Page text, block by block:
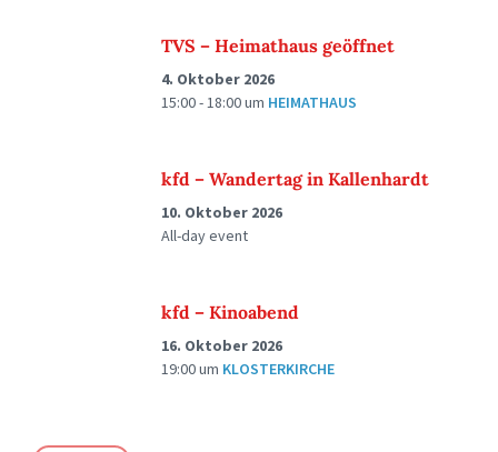
TVS – Heimathaus geöffnet
4. Oktober 2026
15:00 - 18:00um HEIMATHAUS
kfd – Wandertag in Kallenhardt
10. Oktober 2026
All-day event
kfd – Kinoabend
16. Oktober 2026
19:00um KLOSTERKIRCHE